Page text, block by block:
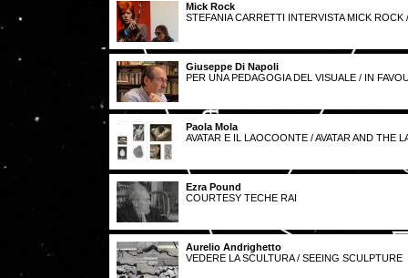
Mick Rock
STEFANIA CARRETTI INTERVISTA MICK
Giuseppe Di Napoli
PER UNA PEDAGOGIA DEL VISUALE / IN
Paola Mola
AVATAR E IL LAOCOONTE / AVATAR AND THE
Ezra Pound
COURTESY TECHE RAI
Aurelio Andrighetto
VEDERE LA SCULTURA / SEEING SCULPTURE